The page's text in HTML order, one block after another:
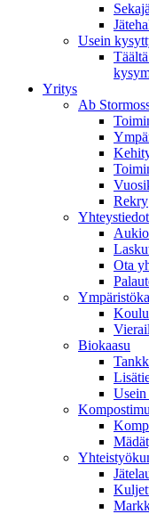
Usein
Yritys
Ab
Rekry
Yhteystiedot
Ota
Biokaasu
Usein